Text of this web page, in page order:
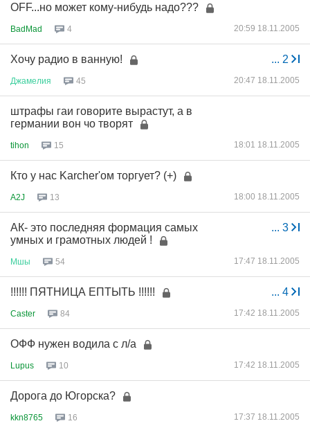
OFF...но может кому-нибудь надо???
BadMad 4 20:59 18.11.2005
... 2
Хочу радио в ванную!
Джамелия 45 20:47 18.11.2005
штрафы гаи говорите вырастут, а в
германии вон чо творят
tihon 15 18:01 18.11.2005
Кто у нас Karcher'ом торгует? (+)
A2J 13 18:00 18.11.2005
... 3
АК- это последняя формация самых
умных и грамотных людей !
Мшы 54 17:47 18.11.2005
... 4
!!!!!! ПЯТНИЦА ЕПТЫТЬ !!!!!!
Caster 84 17:42 18.11.2005
ОФФ нужен водила с л/а
Lupus 10 17:42 18.11.2005
Дорога до Югорска?
kkn8765 16 17:37 18.11.2005